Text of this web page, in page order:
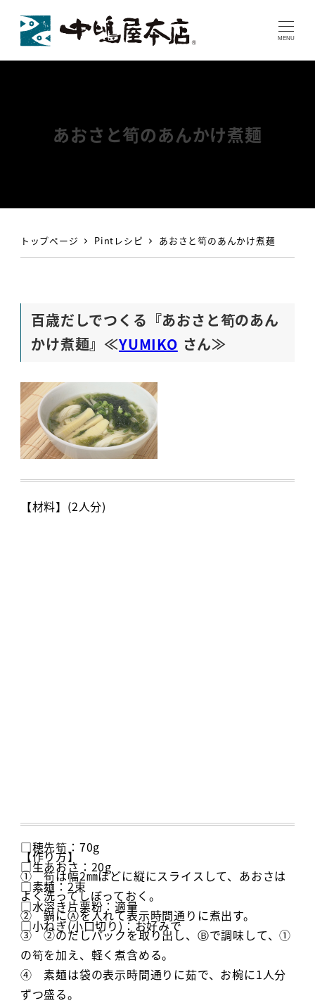
MENU
あおさと筍のあんかけ煮麺
トップページ Pintレシピ あおさと筍のあんかけ煮麺
百歳だしでつくる『あおさと筍のあん
かけ煮麺』≪YUMIKO さん≫
【材料】(2人分)
□穂先筍：70g
□生あおさ：20g
□素麺：2束
□水溶き片栗粉：適量
□小ねぎ(小口切り)：お好みで
【作り方】
① 筍は幅2㎜ほどに縦にスライスして、あおさは
よく洗ってしぼっておく。
② 鍋にⒶを入れて表示時間通りに煮出す。
③ ②のだしパックを取り出し、Ⓑで調味して、①
の筍を加え、軽く煮含める。
④ 素麺は袋の表示時間通りに茹で、お椀に1人分
ずつ盛る。